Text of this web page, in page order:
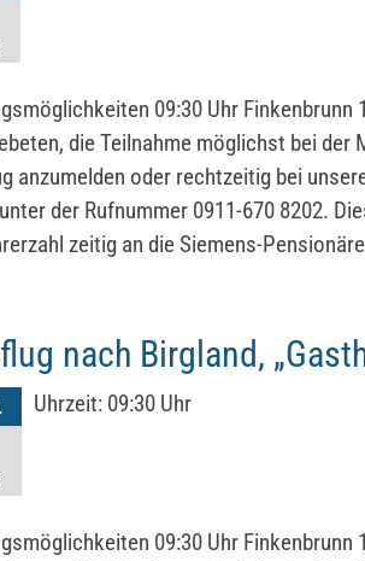
09:30 Uhr Finkenbrunn
die Teilnahme möglichst bei der
anzumelden oder rechtzeitig bei
der Rufnummer 0911-670 8202.
zeitig an die Siemens-
nach Birgland,
Uhrzeit: 09:30 Uhr
09:30 Uhr Finkenbrunn